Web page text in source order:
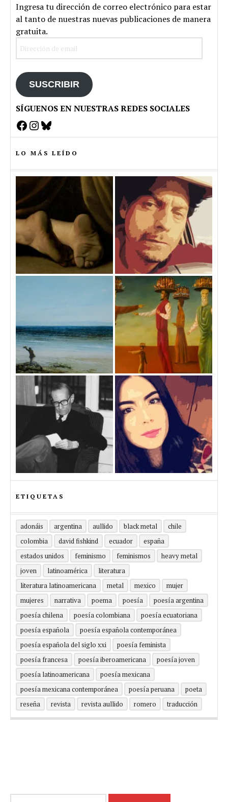
Ingresa tu dirección de correo electrónico para estar
al tanto de nuestras nuevas publicaciones de manera
gratuita.
SUSCRIBIR
SÍGUENOS EN NUESTRAS REDES SOCIALES
Facebook
Instagram
Bluesky
LO MÁS LEÍDO
ETIQUETAS
adonáis argentina aullido black metal
chile
colombia
david fishkind ecuador
españa
estados unidos
feminismo feminismos
heavy metal
joven
latinoamérica
literatura
literatura latinoamericana
metal mexico
mujer
mujeres
narrativa poema poesía
poesía argentina
poesía chilena
poesía colombiana
poesía ecuatoriana
poesía española
poesía española contemporánea
poesía española del siglo xxi
poesía feminista
poesía francesa
poesía iberoamericana
poesía joven
poesía latinoamericana
poesía mexicana
poesía mexicana contemporánea
poesía peruana
poeta
reseña
revista revista aullido romero traducción